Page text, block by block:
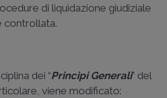
di liquidazione giudiziale
controllata.
dei “Principi Generali” del
viene modificato: